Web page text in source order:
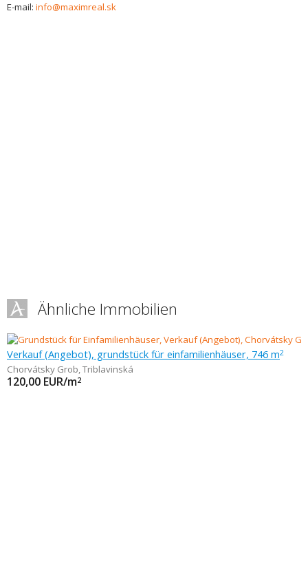
E-mail: info@maximreal.sk
Ähnliche Immobilien
Verkauf (Angebot), grundstück für einfamilienhäuser, 746 m2
Chorvátsky Grob,Triblavinská
120,00 EUR/m2